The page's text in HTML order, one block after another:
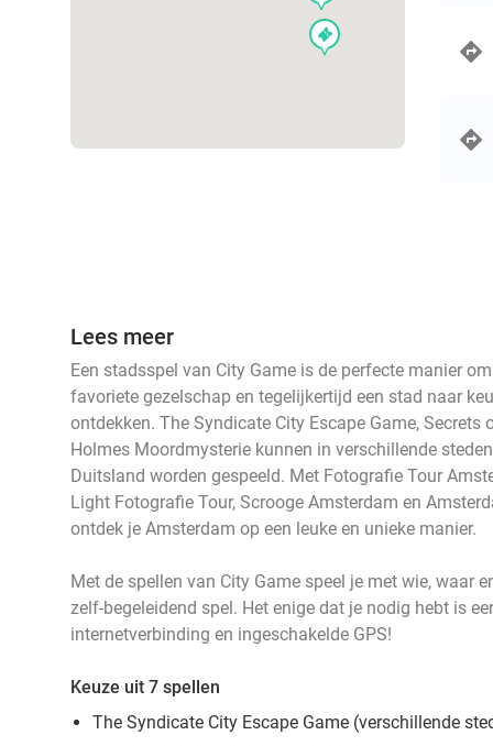
events
events
events
events
events
events
events
Lees meer
Een stadsspel van City Game is de perfecte manier
favoriete gezelschap en tegelijkertijd een stad naar
ontdekken. The Syndicate City Escape Game,
Holmes Moordmysterie kunnen in verschillende
Duitsland worden gespeeld. Met Fotografie Tour
Light Fotografie Tour, Scrooge Amsterdam en
ontdek je Amsterdam op een leuke en unieke manier.
Met de spellen van City Game speel je met wie, waar
zelf-begeleidend spel. Het enige dat je nodig hebt is
internetverbinding en ingeschakelde GPS!
Keuze uit 7 spellen
The Syndicate City Escape Game (verschillende